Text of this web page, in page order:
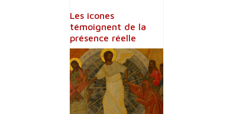
Les icones
témoignent de la
présence réelle